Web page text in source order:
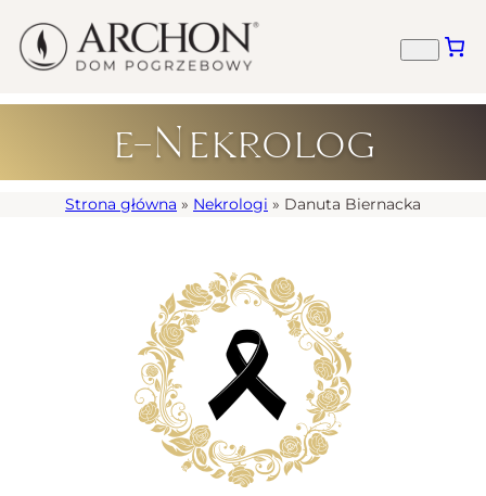
e-Nekrolog
Strona główna » Nekrologi » Danuta Biernacka